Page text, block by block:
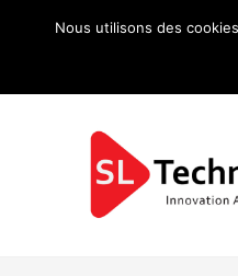
Nous utilisons des